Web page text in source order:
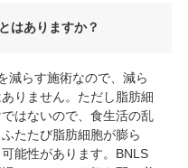
はありますか？
減らす施術なので、減ら
りません。ただし脂肪細
はないので、食生活の乱
たたび脂肪細胞が膨ら
能性があります。BNLS